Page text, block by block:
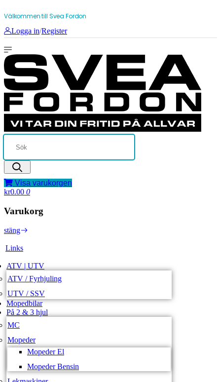
Välkommen till Svea Fordon
Logga in/Register
Visa varukorgen
kr0.00 0
Varukorg
stäng
Links
ATV | UTV
ATV / Fyrhjuling
UTV / SSV
Mopedbilar
På 2 & 3 hjul
MC
Mopeder
Mopeder El
Mopeder Bensin